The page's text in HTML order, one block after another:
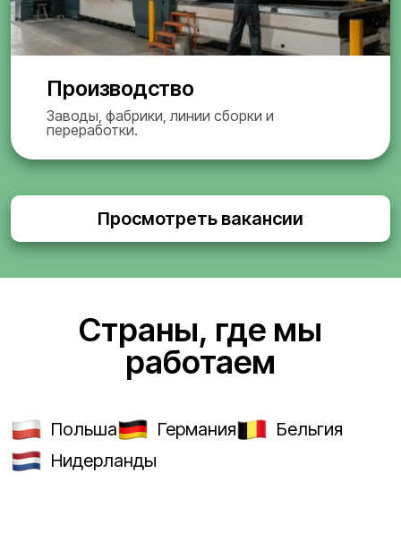
Производство
Заводы, фабрики, линии сборки и
переработки.
Просмотреть вакансии
Страны, где мы
работаем
Польша Германия
Бельгия
Нидерланды